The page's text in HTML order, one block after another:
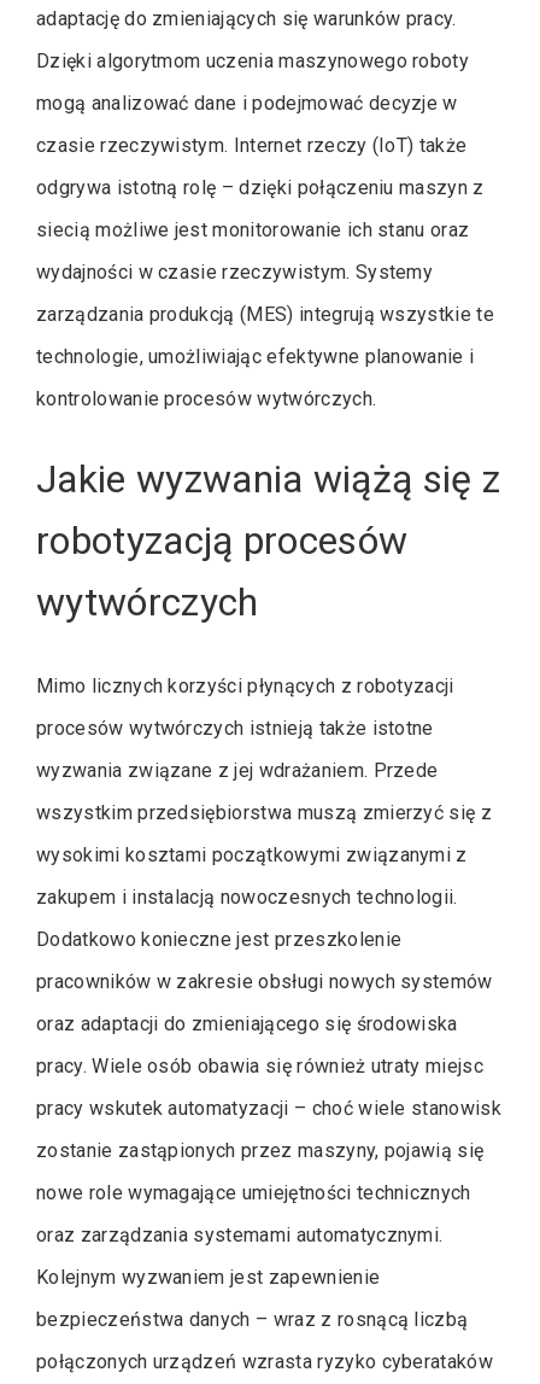
adaptację do zmieniających się warunków pracy.
Dzięki algorytmom uczenia maszynowego roboty
mogą analizować dane i podejmować decyzje w
czasie rzeczywistym. Internet rzeczy (IoT) także
odgrywa istotną rolę – dzięki połączeniu maszyn z
siecią możliwe jest monitorowanie ich stanu oraz
wydajności w czasie rzeczywistym. Systemy
zarządzania produkcją (MES) integrują wszystkie te
technologie, umożliwiając efektywne planowanie i
kontrolowanie procesów wytwórczych.
Jakie wyzwania wiążą się z
robotyzacją procesów
wytwórczych
Mimo licznych korzyści płynących z robotyzacji
procesów wytwórczych istnieją także istotne
wyzwania związane z jej wdrażaniem. Przede
wszystkim przedsiębiorstwa muszą zmierzyć się z
wysokimi kosztami początkowymi związanymi z
zakupem i instalacją nowoczesnych technologii.
Dodatkowo konieczne jest przeszkolenie
pracowników w zakresie obsługi nowych systemów
oraz adaptacji do zmieniającego się środowiska
pracy. Wiele osób obawia się również utraty miejsc
pracy wskutek automatyzacji – choć wiele stanowisk
zostanie zastąpionych przez maszyny, pojawią się
nowe role wymagające umiejętności technicznych
oraz zarządzania systemami automatycznymi.
Kolejnym wyzwaniem jest zapewnienie
bezpieczeństwa danych – wraz z rosnącą liczbą
połączonych urządzeń wzrasta ryzyko cyberataków